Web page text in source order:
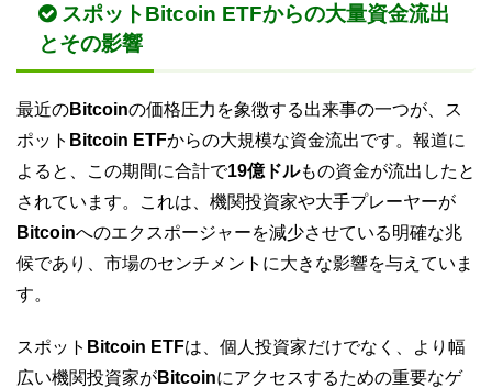
スポットBitcoin ETFからの大量資金流出
とその影響
最近のBitcoinの価格圧力を象徴する出来事の一つが、ス
ポット Bitcoin ETFからの大規模な資金流出です。報道に
よると、この期間に合計で19億ドルもの資金が流出したと
されています。これは、機関投資家や大手プレーヤーが
Bitcoinへのエクスポージャーを減少させている明確な兆
候であり、市場のセンチメントに大きな影響を与えていま
す。
スポット Bitcoin ETFは、個人投資家だけでなく、より幅
広い機関投資家がBitcoinにアクセスするための重要なゲ